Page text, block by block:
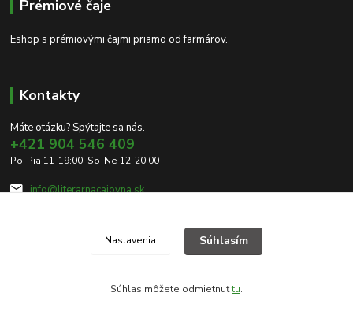
Prémiové čaje
Eshop s prémiovými čajmi priamo od farmárov.
Kontakty
Máte otázku? Spýtajte sa nás.
+421 904 546 409
Po-Pia 11-19:00, So-Ne 12-20:00
info@literarnacajovna.sk
Nastavenia Súhlasím
Súhlas môžete odmietnuťtu.